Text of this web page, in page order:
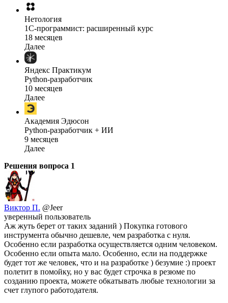
Нетология
1C-программист: расширенный курс
18 месяцев
Далее
Яндекс Практикум
Python-разработчик
10 месяцев
Далее
Академия Эдюсон
Python-разработчик + ИИ
9 месяцев
Далее
Решения вопроса 1
Виктор П. @Jeer
уверенный пользователь
Аж жуть берет от таких заданий ) Покупка готового
инструмента обычно дешевле, чем разработка с нуля.
Особенно если разработка осуществляется одним человеком.
Особенно если опыта мало. Особенно, если на поддержке
будет тот же человек, что и на разработке ) безумие :) проект
полетит в помойку, но у вас будет строчка в резюме по
созданию проекта, можете обкатывать любые технологии за
счет глупого работодателя.